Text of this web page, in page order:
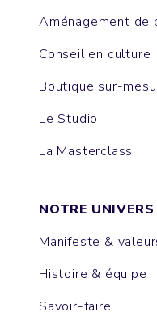
Aménagement de
Conseil en culture
Boutique sur-
Le Studio
La Masterclass
NOTRE UNIVERS
Manifeste &
Histoire & équipe
Savoir-faire